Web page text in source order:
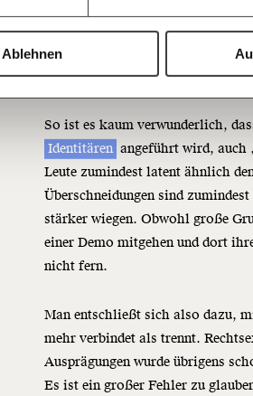
Ablehnen
man sie herauskitzelt, bedient
"Ganz
So ist es kaum verwunderlich,
Identitären angeführt wird, auch
Leute zumindest latent ähnlich
Überschneidungen sind
stärker wiegen. Obwohl große
einer Demo mitgehen und dort
nicht fern.
Man entschließt sich also dazu,
mehr verbindet als trennt.
Ausprägungen wurde übrigens
Es ist ein großer Fehler zu